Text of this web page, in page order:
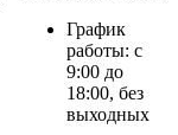
График
работы: с
9:00 до
18:00, без
выходных